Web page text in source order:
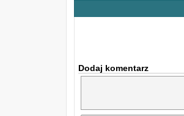
Dodaj komentarz